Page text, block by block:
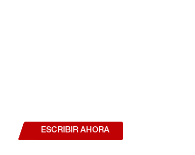
ESCRIBIR AHORA